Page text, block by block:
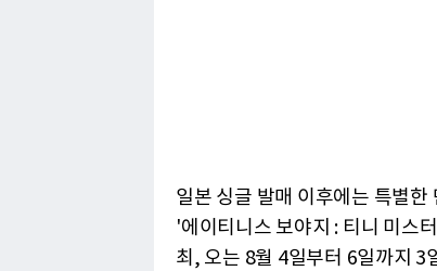
일본 싱글 발매 이후에는 특별
'에이티니스 보야지 : 티니 미스
최, 오는 8월 4일부터 6일까지 3